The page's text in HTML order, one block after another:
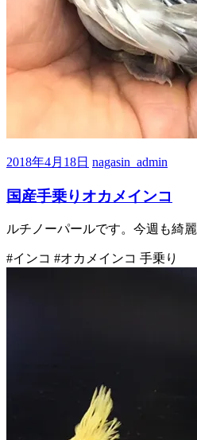
2018年4月18日 nagasin_admin
国産手乗りオカメインコ
ルチノーパールです。今週も綺
#インコ #オカメインコ 手乗り